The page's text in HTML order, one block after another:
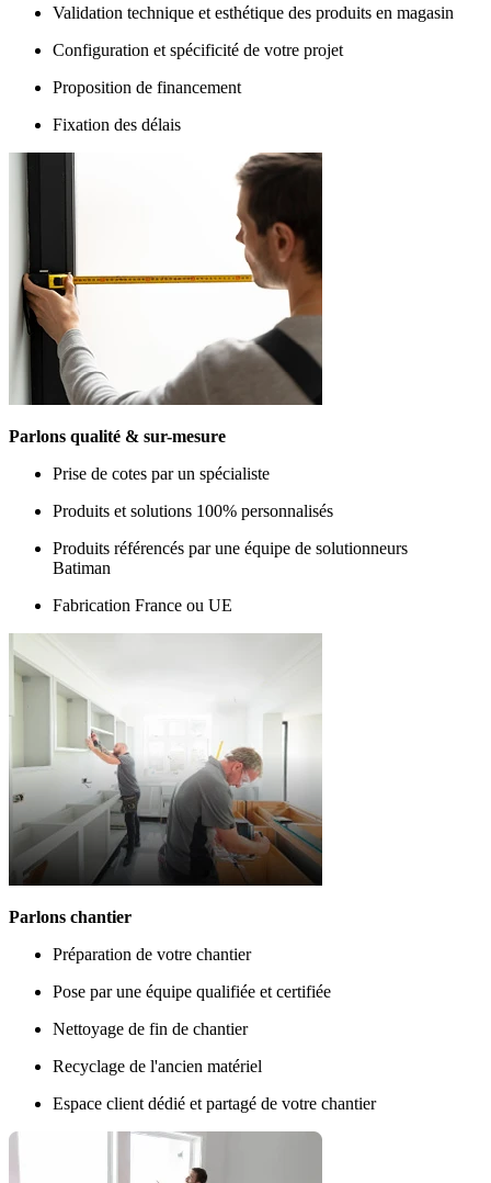
Validation technique et esthétique des produits en magasin
Configuration et spécificité de votre projet
Proposition de financement
Fixation des délais
Parlons qualité & sur-mesure
Prise de cotes par un spécialiste
Produits et solutions 100% personnalisés
Produits référencés par une équipe de solutionneurs
Batiman
Fabrication France ou UE
Parlons chantier
Préparation de votre chantier
Pose par une équipe qualifiée et certifiée
Nettoyage de fin de chantier
Recyclage de l'ancien matériel
Espace client dédié et partagé de votre chantier